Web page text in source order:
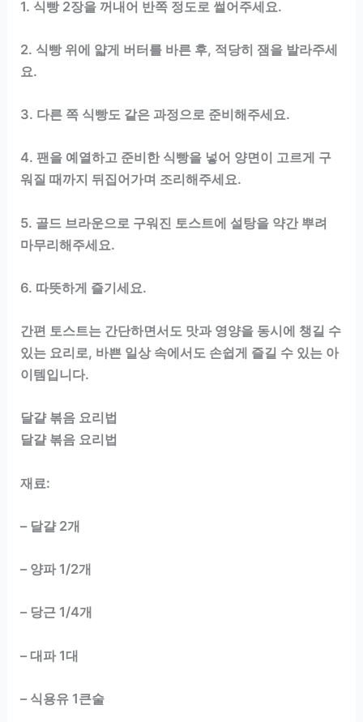
1. 식빵 2장을 꺼내어 반쪽 정도로 썰어주세요.
2. 식빵 위에 얇게 버터를 바른 후, 적당히 잼을 발라주세
요.
3. 다른 쪽 식빵도 같은 과정으로 준비해주세요.
4. 팬을 예열하고 준비한 식빵을 넣어 양면이 고르게 구
워질 때까지 뒤집어가며 조리해주세요.
5. 골드 브라운으로 구워진 토스트에 설탕을 약간 뿌려
마무리해주세요.
6. 따뜻하게 즐기세요.
간편 토스트는 간단하면서도 맛과 영양을 동시에 챙길 수
있는 요리로, 바쁜 일상 속에서도 손쉽게 즐길 수 있는 아
이템입니다.
달걀 볶음 요리법
달걀 볶음 요리법
재료:
– 달걀 2개
– 양파 1/2개
– 당근 1/4개
– 대파 1대
– 식용유 1큰술